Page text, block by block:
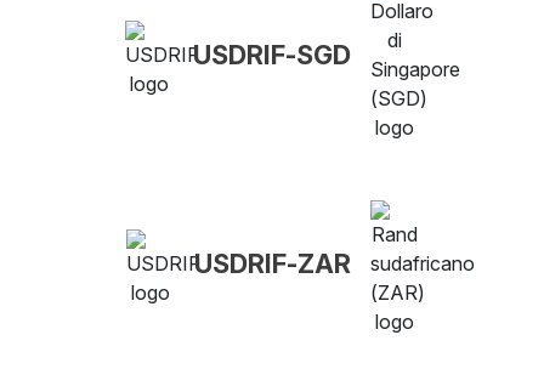
USDRIF-SGD
USDRIF-ZAR